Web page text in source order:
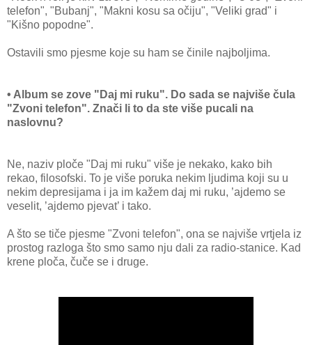
telefon", "Bubanj", "Makni kosu sa očiju", "Veliki grad" i
"Kišno popodne".
Ostavili smo pjesme koje su ham se činile najboljima.
• Album se zove "Daj mi ruku". Do sada se najviše čula
"Zvoni telefon". Znači li to da ste više pucali na
naslovnu?
Ne, naziv ploče "Daj mi ruku" više je nekako, kako bih
rekao, filosofski. To je više poruka nekim ljudima koji su u
nekim depresijama i ja im kažem daj mi ruku, ’ajdemo se
veselit, ’ajdemo pjevat’ i tako.
A što se tiče pjesme "Zvoni telefon", ona se najviše vrtjela iz
prostog razloga što smo samo nju dali za radio-stanice. Kad
krene ploča, čuče se i druge.